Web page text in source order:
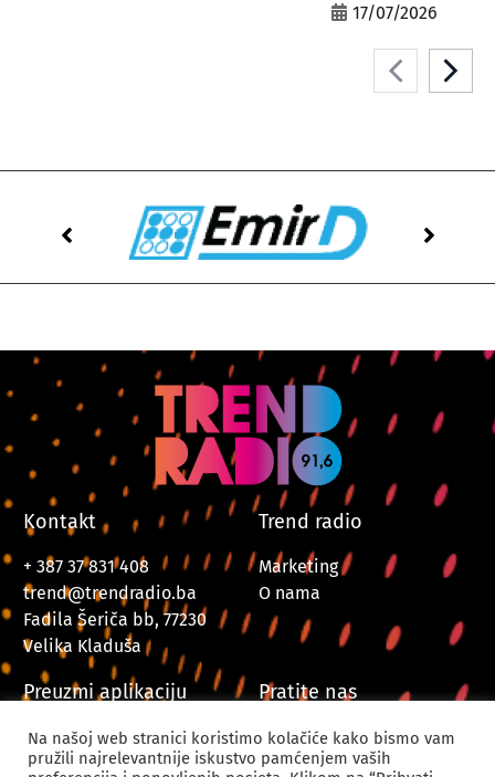
17/07/2026
Kontakt
+ 387 37 831 408
trend@trendradio.ba
Fadila Šeriča bb, 77230
Velika Kladuša
Trend radio
Marketing
O nama
Preuzmi aplikaciju Pratite nas
Na našoj web stranici koristimo kolačiće kako bismo vam
pružili najrelevantnije iskustvo pamćenjem vaših